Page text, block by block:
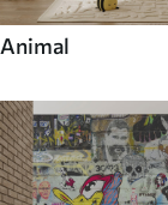
Animal